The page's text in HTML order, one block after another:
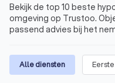
Bekijk de top 10 beste
omgeving op Trustoo.
passend advies bij het
Alle diensten